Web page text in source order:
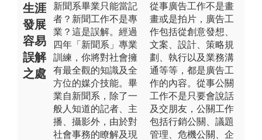
生涯
發展
容易
誤解
之處
新聞系畢業只能當記
者？新聞工作不是專
業？這是誤解。經過
四年「新聞系」專業
訓練，你將對社會擁
有最全觀的知識及全
方位的媒介技能。畢
業自新聞系，除了一
般人知道的記者、主
播、攝影外，由於對
社會事務的瞭解及現
從事廣告工作不是畫
畫或是拍片，廣告工
作包括從創意發想、
文案、設計、策略規
劃、執行以及業務溝
通等等，都是廣告工
作的內容。從事公關
工作不是只要會說話
及交朋友，公關工作
包括行銷公關、議題
管理、危機公關、企